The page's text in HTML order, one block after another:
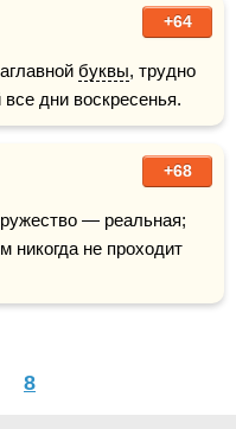
+64
буквы, трудно
все дни воскресенья.
+68
— реальная;
никогда не проходит
8